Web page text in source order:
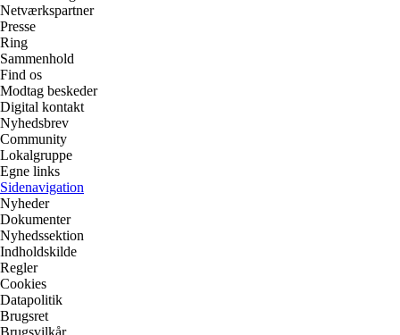
Netværkspartner
Presse
Ring
Sammenhold
Find os
Modtag beskeder
Digital kontakt
Nyhedsbrev
Community
Lokalgruppe
Egne links
Sidenavigation
Nyheder
Dokumenter
Nyhedssektion
Indholdskilde
Regler
Cookies
Datapolitik
Brugsret